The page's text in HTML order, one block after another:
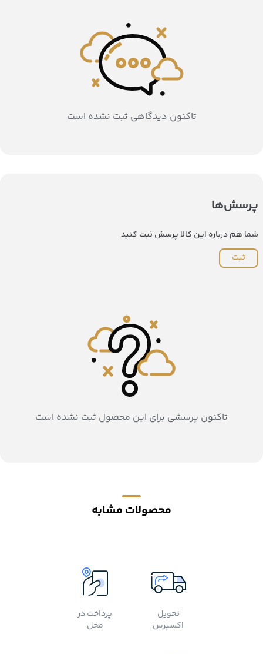
تاکنون دیدگاهی ثبت نشده است
پرسش‌ها
شما هم درباره این کالا پرسش ثبت کنید
ثبت
تاکنون پرسشی برای این محصول ثبت نشده است
محصولات مشابه
تحویل
اکسپرس
پرداخت در
محل